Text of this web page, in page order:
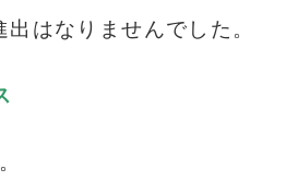
はなりませんでした。